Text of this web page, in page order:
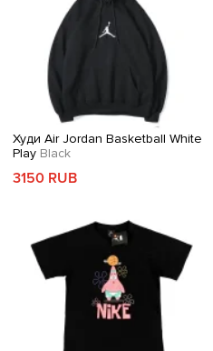
Худи Air Jordan Basketball White
Play Black
3150 RUB